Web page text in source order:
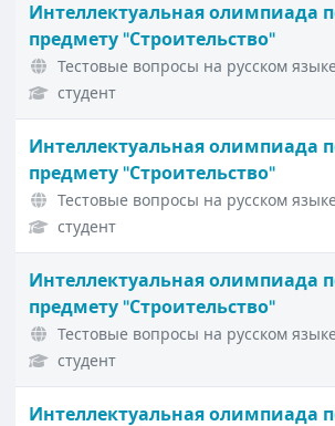
Интеллектуальная олимпиада
предмету "Строительство"
Тестовые вопросы на русском
студент
Интеллектуальная олимпиада
предмету "Строительство"
Тестовые вопросы на русском
студент
Интеллектуальная олимпиада
предмету "Строительство"
Тестовые вопросы на русском
студент
Интеллектуальная олимпиада